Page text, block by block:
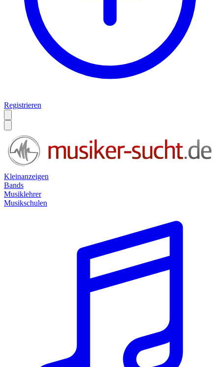
Registrieren
Kleinanzeigen
Bands
Musiklehrer
Musikschulen